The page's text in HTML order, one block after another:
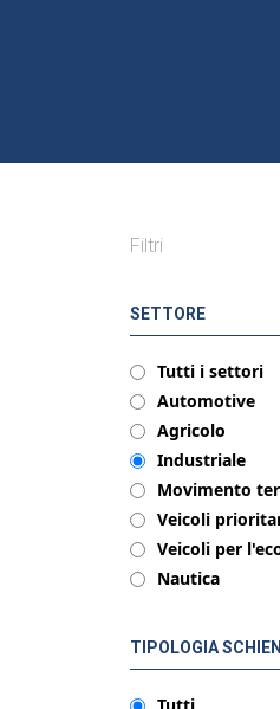
Filtri
SETTORE
Tutti i settori
Automotive
Agricolo
Industriale
Movimento
Veicoli
Veicoli per
Nautica
TIPOLOGIA